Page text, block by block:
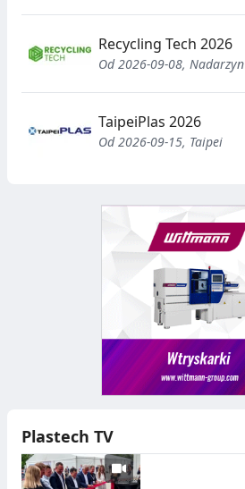
Recycling Tech 2026
Od 2026-09-08, Nadarzyn
TaipeiPlas 2026
Od 2026-09-15, Taipei
Plastech TV